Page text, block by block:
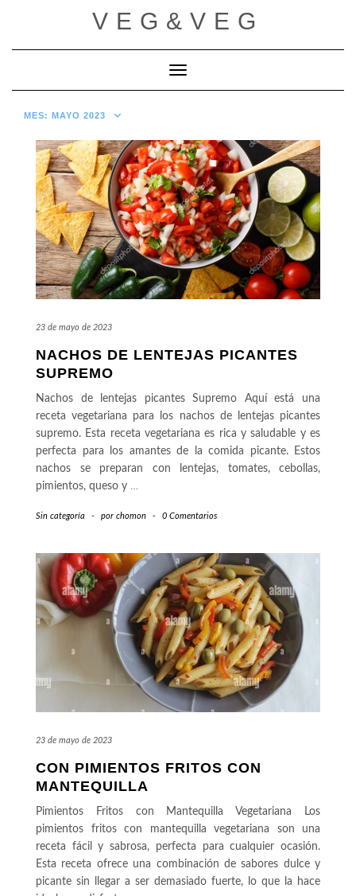
VEG&VEG
Cambiar modo de navegación
MES: MAYO 2023
23 de mayo de 2023
NACHOS DE LENTEJAS PICANTES
SUPREMO
Nachos de lentejas picantes Supremo Aquí está una
receta vegetariana para los nachos de lentejas picantes
supremo. Esta receta vegetariana es rica y saludable y es
perfecta para los amantes de la comida picante. Estos
nachos se preparan con lentejas, tomates, cebollas,
pimientos, queso y …
Sin categoría - por chomon - 0 Comentarios
23 de mayo de 2023
CON PIMIENTOS FRITOS CON
MANTEQUILLA
Pimientos Fritos con Mantequilla Vegetariana Los
pimientos fritos con mantequilla vegetariana son una
receta fácil y sabrosa, perfecta para cualquier ocasión.
Esta receta ofrece una combinación de sabores dulce y
picante sin llegar a ser demasiado fuerte, lo que la hace